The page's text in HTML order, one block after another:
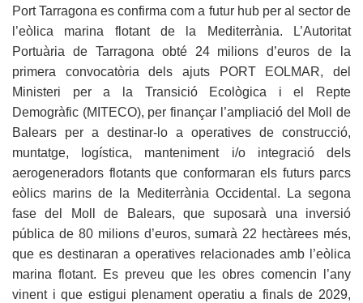
Port Tarragona es confirma com a futur hub per al sector de
l’eòlica marina flotant de la Mediterrània. L’Autoritat
Portuària de Tarragona obté 24 milions d’euros de la
primera convocatòria dels ajuts PORT EOLMAR, del
Ministeri per a la Transició Ecològica i el Repte
Demogràfic (MITECO), per finançar l’ampliació del Moll de
Balears per a destinar-lo a operatives de construcció,
muntatge, logística, manteniment i/o integració dels
aerogeneradors flotants que conformaran els futurs parcs
eòlics marins de la Mediterrània Occidental. La segona
fase del Moll de Balears, que suposarà una inversió
pública de 80 milions d’euros, sumarà 22 hectàrees més,
que es destinaran a operatives relacionades amb l’eòlica
marina flotant. Es preveu que les obres comencin l’any
vinent i que estigui plenament operatiu a finals de 2029,